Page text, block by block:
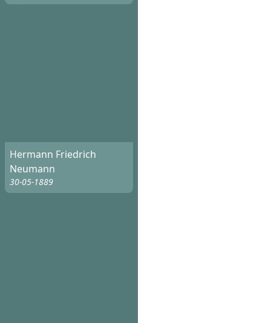
Hermann Friedrich
Neumann
30-05-1889